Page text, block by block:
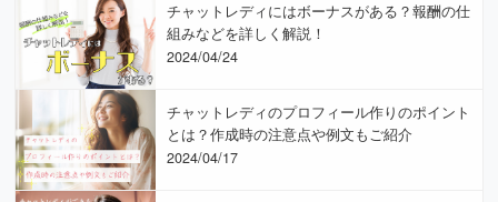
チャットレディにはボーナスがある？報酬の仕
組みなどを詳しく解説！
2024/04/24
チャットレディのプロフィール作りのポイント
とは？作成時の注意点や例文もご紹介
2024/04/17